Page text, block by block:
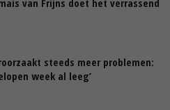
steeds meer problemen:
week al leeg’